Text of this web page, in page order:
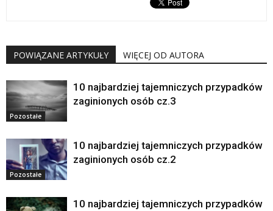
POWIĄZANE ARTYKUŁY WIĘCEJ OD AUTORA
Pozostałe
10 najbardziej tajemniczych przypadków
zaginionych osób cz.3
Pozostałe
10 najbardziej tajemniczych przypadków
zaginionych osób cz.2
10 najbardziej tajemniczych przypadków